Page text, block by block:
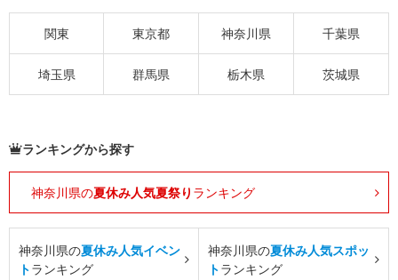
関東 東京都 神奈川県 千葉県
埼玉県 群馬県 栃木県 茨城県
ランキングから探す
神奈川県の夏休み人気夏祭り ランキング
神奈川県の夏休み人気イベン
トランキング
神奈川県の夏休み人気スポッ
トランキング